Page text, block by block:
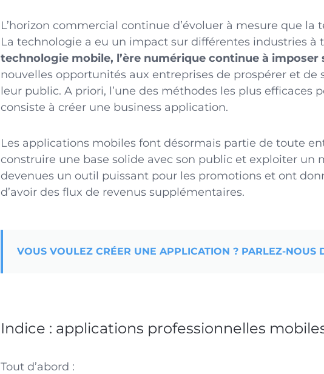
L’horizon commercial continue d’évoluer à mesure que
La technologie a eu un impact sur différentes industries à
technologie mobile, l’ère numérique continue à imposer
nouvelles opportunités aux entreprises de prospérer et de
leur public. A priori, l’une des méthodes les plus efficaces
consiste à créer une business application.
Les applications mobiles font désormais partie de toute
construire une base solide avec son public et exploiter un
devenues un outil puissant pour les promotions et ont
d’avoir des flux de revenus supplémentaires.
VOUS VOULEZ CRÉER UNE APPLICATION ? PARLEZ-NOUS
Indice : applications professionnelles
Tout d’abord :